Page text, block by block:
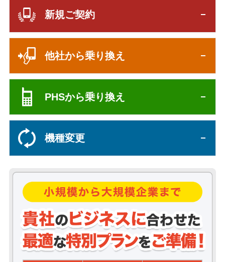
新規ご契約
他社から乗り換え
PHSから乗り換え
機種変更